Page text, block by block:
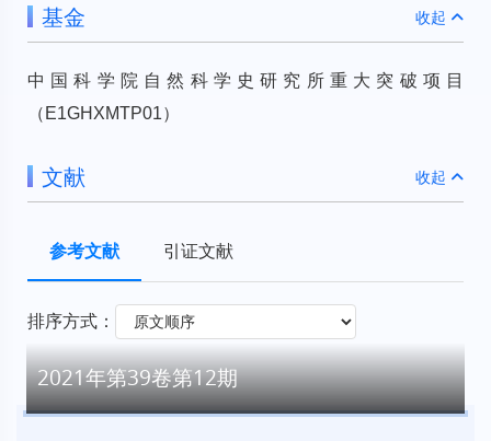
基金 收起
中国科学院自然科学史研究所重大突破项目
（E1GHXMTP01）
文献 收起
参考文献 引证文献
排序方式：
2021年第39卷第12期